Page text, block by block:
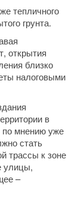
тепличного
грунта.
открытия
близко
налоговыми
в
по мнению уже
стать
трассы к зоне
улицы,
–